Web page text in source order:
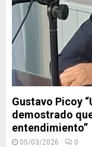
Gustavo Picoy
demostrado
entendimiento”
05/03/2026 0